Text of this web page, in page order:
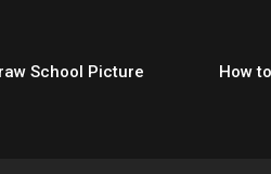
School Picture
How